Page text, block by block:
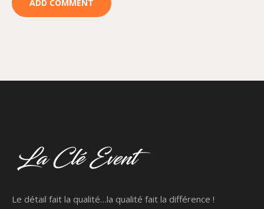
Le détail fait la qualité…la qualité fait la différence !